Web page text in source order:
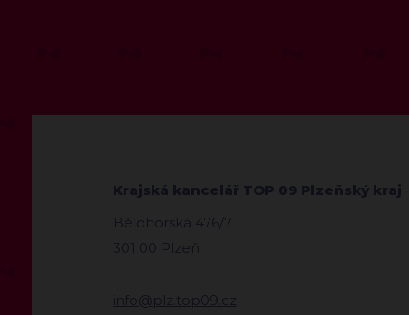
Krajská kancelář TOP 09 Plzeňský kraj
Bělohorská 476/7
301 00 Plzeň
info@plz.top09.cz